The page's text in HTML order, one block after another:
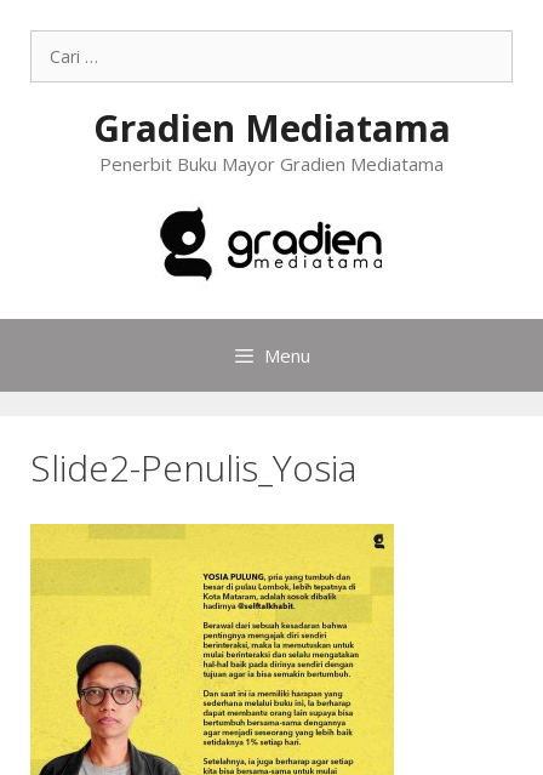
Gradien Mediatama
Penerbit Buku Mayor Gradien Mediatama
Menu
Slide2-Penulis_Yosia